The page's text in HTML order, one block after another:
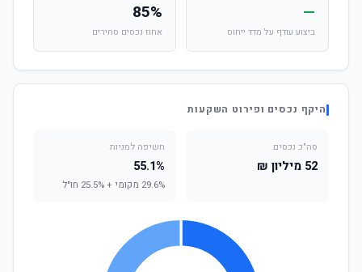
—
ביצוע עודף על מדד ייחוס
85%
אחוז נכסים סחירים
היקף נכסים ופירוט השקעות
סה"כ נכסים
52 מיליון ₪
חשיפה למניות
55.1%
29.6% מקומי + 25.5% חו"ל